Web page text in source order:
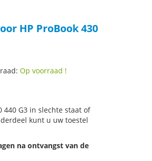
HP ProBook 430
Op voorraad !
440 G3 in slechte staat of
kunt u uw toestel
na ontvangst van de